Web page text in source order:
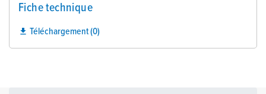
Fiche technique
 Téléchargement (0)